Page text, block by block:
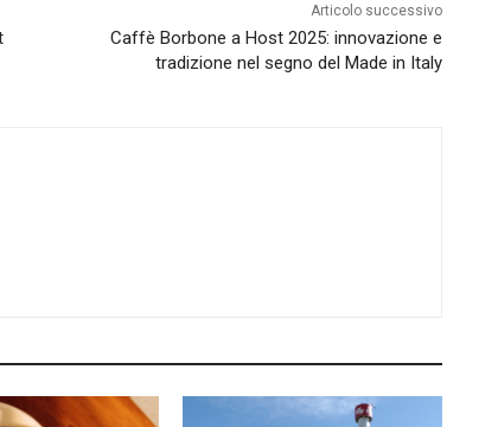
Articolo successivo
Caffè Borbone a Host 2025: innovazione e
tradizione nel segno del Made in Italy